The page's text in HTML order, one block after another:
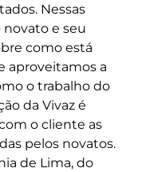
Nessas
e seu
como está
aproveitamos a
o trabalho do
da Vivaz é
o cliente as
pelos novatos.
de Lima, do